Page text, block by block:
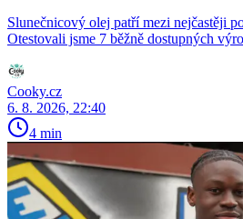
Slunečnicový olej patří mezi nejčastěji
Otestovali jsme 7 běžně dostupných
Cooky.cz
6. 8. 2026, 22:40
4 min